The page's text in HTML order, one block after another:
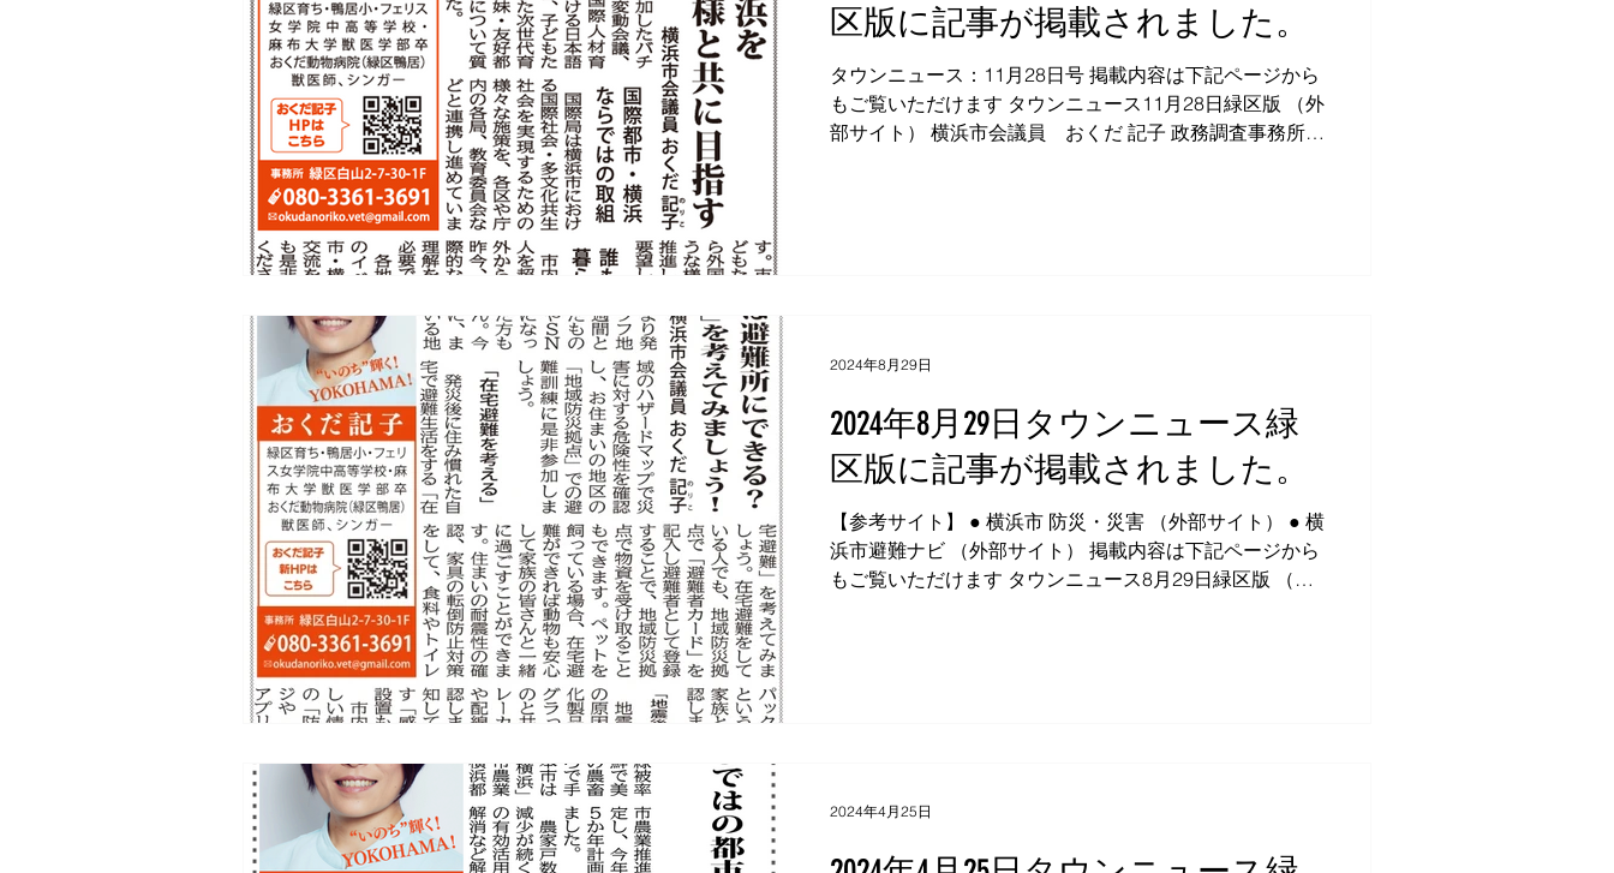
区版に記事が掲載されました。
タウンニュース：11月28日号 掲載内容は下記ページから
もご覧いただけます タウンニュース11月28日緑区版 （外
部サイト） 横浜市会議員 おくだ 記子 政務調査事務所
2024年8月29日タウンニュース緑
区版に記事が掲載されました。
【参考サイト】 ● 横浜市 防災・災害 （外部サイト） ● 横
浜市避難ナビ （外部サイト） 掲載内容は下記ページから
もご覧いただけます タウンニュース8月29日緑区版 （外
2024年8月29日
2024年4月25日